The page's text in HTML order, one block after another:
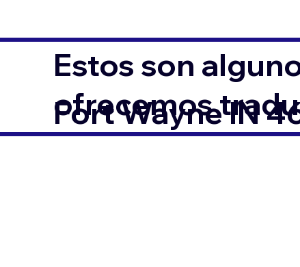
Estos son
ofrecemos
Fort Wayne IN